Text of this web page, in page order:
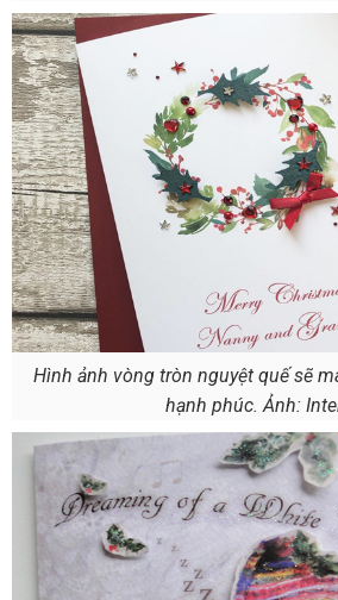
Hình ảnh vòng tròn nguyệt quế sẽ
hạnh phúc. Ảnh: